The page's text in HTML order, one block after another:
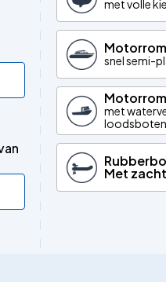
met volle
snel semi-
met
Met